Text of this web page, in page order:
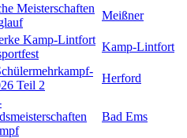
Meisterschaften
Meißner
Kamp-Lintfort
Kamp-Lintfort
Teil 2
Herford
Bad Ems